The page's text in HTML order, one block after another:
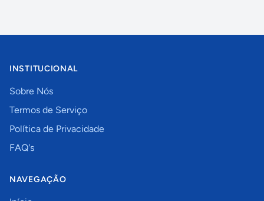
INSTITUCIONAL
Sobre Nós
Termos de Serviço
Política de Privacidade
FAQ's
NAVEGAÇÃO